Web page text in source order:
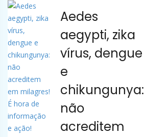
Aedes
aegypti, zika
vírus, dengue
e
chikungunya:
não
acreditem